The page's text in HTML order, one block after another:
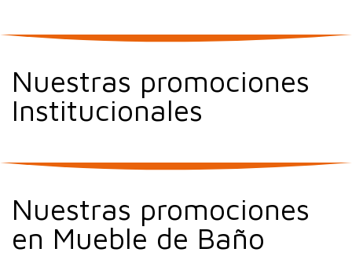
Nuestras promociones
Institucionales
Nuestras promociones
en Mueble de Baño